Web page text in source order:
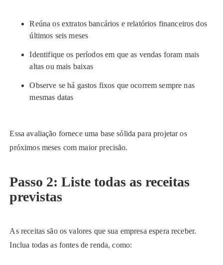
Reúna os extratos bancários e relatórios financeiros dos
últimos seis meses
Identifique os períodos em que as vendas foram mais
altas ou mais baixas
Observe se há gastos fixos que ocorrem sempre nas
mesmas datas
Essa avaliação fornece uma base sólida para projetar os
próximos meses com maior precisão.
Passo 2: Liste todas as receitas
previstas
As receitas são os valores que sua empresa espera receber.
Inclua todas as fontes de renda, como: